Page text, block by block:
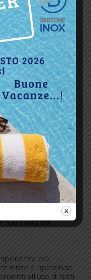
più
e ripetendo
all'uso di tutti i